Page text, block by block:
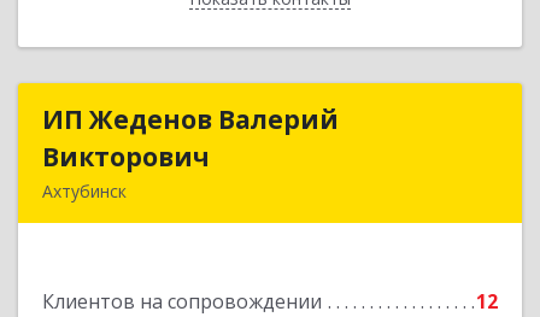
ИП Жеденов Валерий
Викторович
Ахтубинск
Клиентов на сопровождении 12
ИП Жеденов Валерий
Подробнее